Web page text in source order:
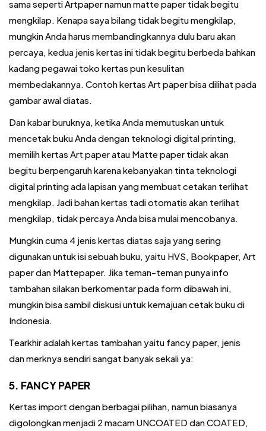
sama seperti Artpaper namun matte paper tidak begitu
mengkilap. Kenapa saya bilang tidak begitu mengkilap,
mungkin Anda harus membandingkannya dulu baru akan
percaya, kedua jenis kertas ini tidak begitu berbeda bahkan
kadang pegawai toko kertas pun kesulitan
membedakannya. Contoh kertas Art paper bisa dilihat pada
gambar awal diatas.
Dan kabar buruknya, ketika Anda memutuskan untuk
mencetak buku Anda dengan teknologi digital printing,
memilih kertas Art paper atau Matte paper tidak akan
begitu berpengaruh karena kebanyakan tinta teknologi
digital printing ada lapisan yang membuat cetakan terlihat
mengkilap. Jadi bahan kertas tadi otomatis akan terlihat
mengkilap, tidak percaya Anda bisa mulai mencobanya.
Mungkin cuma 4 jenis kertas diatas saja yang sering
digunakan untuk isi sebuah buku, yaitu HVS, Bookpaper, Art
paper dan Mattepaper. Jika teman-teman punya info
tambahan silakan berkomentar pada form dibawah ini,
mungkin bisa sambil diskusi untuk kemajuan cetak buku di
Indonesia.
Tearkhir adalah kertas tambahan yaitu fancy paper, jenis
dan merknya sendiri sangat banyak sekali ya:
5. FANCY PAPER
Kertas import dengan berbagai pilihan, namun biasanya
digolongkan menjadi 2 macam UNCOATED dan COATED,